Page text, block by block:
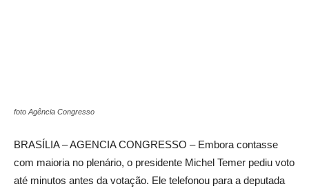
foto Agência Congresso
BRASÍLIA – AGENCIA CONGRESSO – Embora contasse
com maioria no plenário, o presidente Michel Temer pediu voto
até minutos antes da votação. Ele telefonou para a deputada